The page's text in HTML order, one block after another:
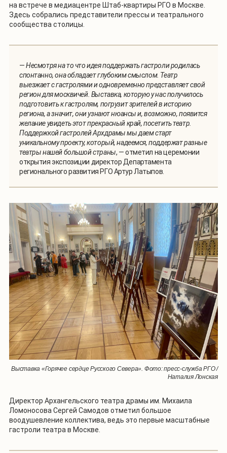
на встрече в медиацентре Штаб-квартиры РГО в Москве.
Здесь собрались представители прессы и театрального
сообщества столицы.
—Несмотря на то что идея поддержать гастроли родилась
спонтанно, она обладает глубоким смыслом. Театр
выезжает с гастролями и одновременно представляет свой
регион для москвичей. Выставка, которую у нас получилось
подготовить к гастролям, погрузит зрителей в историю
региона, а значит, они узнают нюансы и, возможно, появится
желание увидеть этот прекрасный край, посетить театр.
Поддержкой гастролей Архдрамы мы даем старт
уникальному проекту, который, надеемся, поддержат разные
театры нашей большой страны, — отметил на церемонии
открытия экспозиции директор Департамента
регионального развития РГО Артур Латыпов.
Выставка «Горячее сердце Русского Севера». Фото: пресс-служба РГО /
Наталия Лонская
Директор Архангельского театра драмы им. Михаила
Ломоносова Сергей Самодов отметил большое
воодушевление коллектива, ведь это первые масштабные
гастроли театра в Москве.